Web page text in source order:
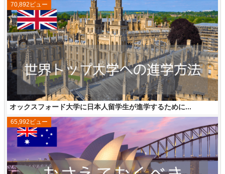
オックスフォード大学に日本人留学生が進学するために...
70,892ビュー
65,992ビュー